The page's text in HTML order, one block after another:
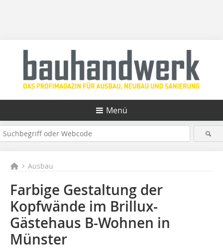
Menü
Ausbau
Farbige Gestaltung der
Kopfwände im Brillux-
Gästehaus B-Wohnen in
Münster